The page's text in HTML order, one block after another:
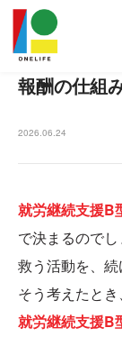
保護犬・保
報酬の仕組
2026.06.24
就労継続支援B
で決まるので
救う活動を、
そう考えたと
就労継続支援B